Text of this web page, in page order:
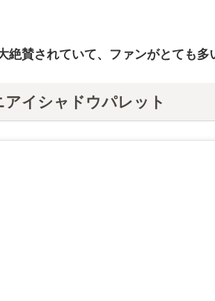
賛されていて、ファンがとても多
イシャドウパレット